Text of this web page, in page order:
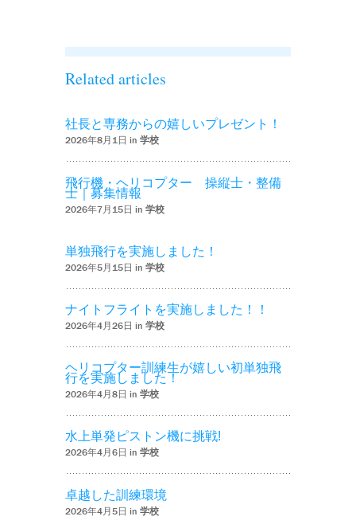
Related articles
社長と専務からの嬉しいプレゼント！
2026年8月1日 in 学校
飛行機・ヘリコプター 操縦士・整備
士｜募集情報
2026年7月15日 in 学校
単独飛行を実施しました！
2026年5月15日 in 学校
ナイトフライトを実施しました！！
2026年4月26日 in 学校
ヘリコプター訓練生が嬉しい初単独飛
行を実施しました！
2026年4月8日 in 学校
水上単発ピストン機に挑戦!
2026年4月6日 in 学校
卓越した訓練環境
2026年4月5日 in 学校